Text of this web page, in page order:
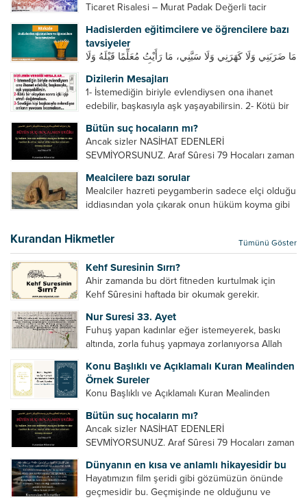
Ticaret Risalesi – Murat Padak Değerli tacir
ticaret yapmaktır. Peygamber efendimiz de ticaret
yapmıştır. Hz. Hatice...
Hadislerden eğitimcilere ve öğrencilere bazı
tavsiyeler
مَا ضَرَبَنِي وَلَا كَهَرَنِي وَلَا سَبَّنِي، مَا رَأَيْتُ مُعَلِّمًا قَبْلَهُ وَلَا
ve sellem beni dövmedi, azarlamadı ve bana
sövmedi. Ben ne ondan önce...
Dizilerin Mesajları
1- İstemediğin biriyle evlendiysen ona ihanet
edebilir, başkasıyla aşk yaşayabilirsin. 2- Kötü bir
Sevdiğin kişi başkasıyla evlendiyse onların
yuvasını bozmalısın. 4- Hiçbir dizide...
Bütün suç hocaların mı?
Ancak sizler NASİHAT EDENLERİ
SEVMİYORSUNUZ. Araf Sûresi 79 Hocaları zaman
geliştirmeleri hususunda bazen açık bazen gizli
tenkitlerde bulunmuşuzdur. Örneğin hocalarda
olması gereken hususları sıralar ve...
Mealcilere bazı sorular
Mealciler hazreti peygamberin sadece elçi olduğu
iddiasından yola çıkarak onun hüküm koyma gibi
elçilik yaptığı makam adına teşri yapamaz. Sadece
elçi kelimesinin manasından...
Kurandan Hikmetler Tümünü Göster
Kehf Suresinin Sırrı?
Ahir zamanda bu dört fitneden kurtulmak için
Kehf Sûresini haftada bir okumak gerekir.
din algısı, yanlış din öğreten hoca algısını yenmek
vb. Dini doğru...
Nur Suresi 33. Ayet
Fuhuş yapan kadınlar eğer istemeyerek, baskı
altında, zorla fuhuş yapmaya zorlanıyorsa Allah
cariyelerinizi dünya hayatının menfaatini elde
etmek için fuhuş yapmaya zorlamayın. Her...
Konu Başlıklı ve Açıklamalı Kuran Mealinden
Örnek Sureler
Konu Başlıklı ve Açıklamalı Kuran Mealinden
Bütün suç hocaların mı?
Ancak sizler NASİHAT EDENLERİ
SEVMİYORSUNUZ. Araf Sûresi 79 Hocaları zaman
geliştirmeleri hususunda bazen açık bazen gizli
tenkitlerde bulunmuşuzdur. Örneğin hocalarda
olması gereken hususları sıralar ve...
Dünyanın en kısa ve anlamlı hikayesidir bu
Hayatımızın film şeridi gibi gözümüzün önünde
geçmesidir bu. Geçmişinde ne olduğunu ve